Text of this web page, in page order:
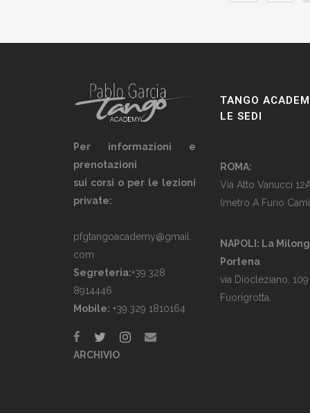
Per informazioni e
prenotazioni
sui corsi o per le lezioni
private:
pfgtangoacademy@gmail.
com
Segreteria:+39.328
8914446
Mobile: +39.329 1810164
ARCHIVIO
TANGO
LE SEDI
ROMA:
Via Atto Vanucci
(metro A Furio
NAPOLI: La
Portena
via Diocleziano, 109
Fuorigrotta.